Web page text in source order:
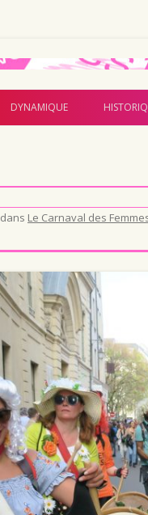
DYNAMIQUE
dans Le Carnaval des